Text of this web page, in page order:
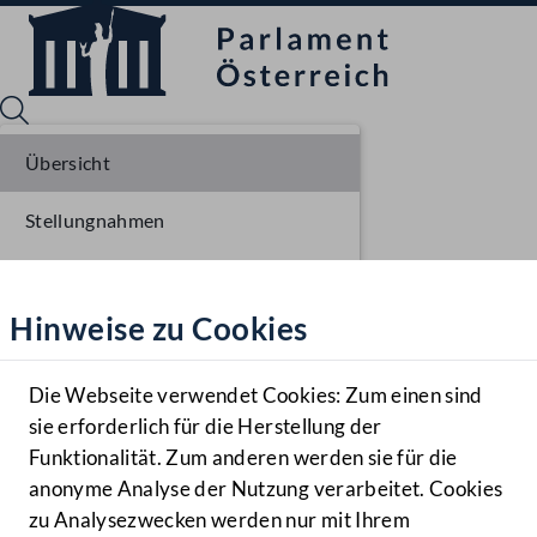
Hilfe
Benutzer
Navigationsmenü öffnen
MENÜ
Hinweise zu Cookies
Die Webseite verwendet Cookies: Zum einen sind
sie erforderlich für die Herstellung der
Funktionalität. Zum anderen werden sie für die
anonyme Analyse der Nutzung verarbeitet. Cookies
zu Analysezwecken werden nur mit Ihrem
Übersicht
Stellungnahmen